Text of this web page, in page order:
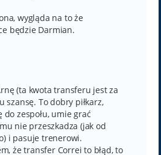
wygląda na to że
będzie Darmian.
(ta kwota transferu jest za
szansę. To dobry piłkarz,
zespołu, umie grać
nie przeszkadza (jak od
i pasuje trenerowi.
że transfer Correi to błąd, to